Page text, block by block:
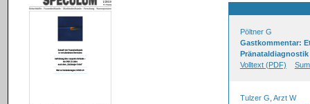
Pöltner G
Gastkommentar:
Pränataldiagnostik
Volltext (PDF)
Tulzer G, Arzt W